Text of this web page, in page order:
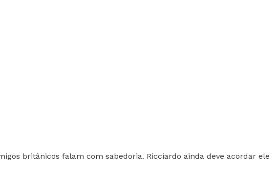
britânicos falam com sabedoria. Ricciardo ainda deve acordar ele